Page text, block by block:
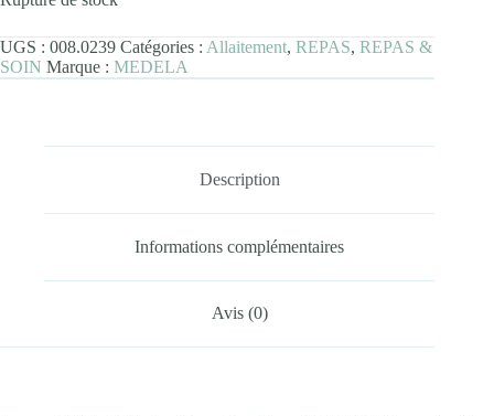
UGS : 008.0239 Catégories : Allaitement, REPAS, REPAS &
SOIN Marque : MEDELA
Description
Informations complémentaires
Avis (0)